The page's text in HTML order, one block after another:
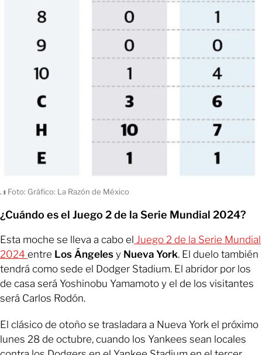
. ı Foto: Gráfico: La Razón de México
¿Cuándo es el Juego 2 de la Serie Mundial 2024?
Esta moche se lleva a cabo el Juego 2 de la Serie Mundial
2024 entre Los Ángeles y Nueva York. El duelo también
tendrá como sede el Dodger Stadium. El abridor por los
de casa será Yoshinobu Yamamoto y el de los visitantes
será Carlos Rodón.
El clásico de otoño se trasladara a Nueva York el próximo
lunes 28 de octubre, cuando los Yankees sean locales